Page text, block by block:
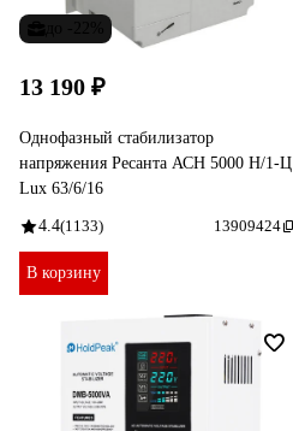
13 190 ₽
Однофазный стабилизатор
напряжения Ресанта АСН 5000 Н/1-Ц
Lux 63/6/16
4.4(1133) 13909424
В корзину